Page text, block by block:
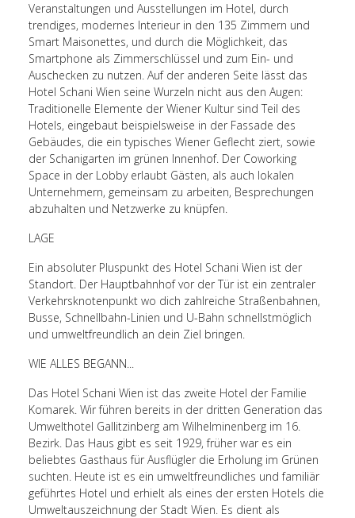
Veranstaltungen und Ausstellungen im Hotel, durch
trendiges, modernes Interieur in den 135 Zimmern und
Smart Maisonettes, und durch die Möglichkeit, das
Smartphone als Zimmerschlüssel und zum Ein- und
Auschecken zu nutzen. Auf der anderen Seite lässt das
Hotel Schani Wien seine Wurzeln nicht aus den Augen:
Traditionelle Elemente der Wiener Kultur sind Teil des
Hotels, eingebaut beispielsweise in der Fassade des
Gebäudes, die ein typisches Wiener Geflecht ziert, sowie
der Schanigarten im grünen Innenhof. Der Coworking
Space in der Lobby erlaubt Gästen, als auch lokalen
Unternehmern, gemeinsam zu arbeiten, Besprechungen
abzuhalten und Netzwerke zu knüpfen.
LAGE
Ein absoluter Pluspunkt des Hotel Schani Wien ist der
Standort. Der Hauptbahnhof vor der Tür ist ein zentraler
Verkehrsknotenpunkt wo dich zahlreiche Straßenbahnen,
Busse, Schnellbahn-Linien und U-Bahn schnellstmöglich
und umweltfreundlich an dein Ziel bringen.
WIE ALLES BEGANN...
Das Hotel Schani Wien ist das zweite Hotel der Familie
Komarek. Wir führen bereits in der dritten Generation das
Umwelthotel Gallitzinberg am Wilhelminenberg im 16.
Bezirk. Das Haus gibt es seit 1929, früher war es ein
beliebtes Gasthaus für Ausflügler die Erholung im Grünen
suchten. Heute ist es ein umweltfreundliches und familiär
geführtes Hotel und erhielt als eines der ersten Hotels die
Umweltauszeichnung der Stadt Wien. Es dient als